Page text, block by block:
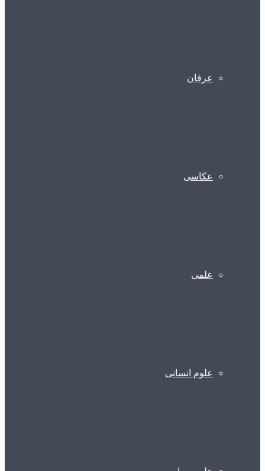
عرفان
عکاسی
علمی
علوم انسانی